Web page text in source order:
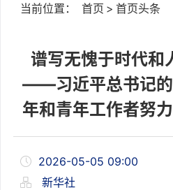
当前位置： 首页 > 首页头条
谱写无愧于时代和
——习近平总书记的
年和青年工作者努
2026-05-05 09:00
新华社